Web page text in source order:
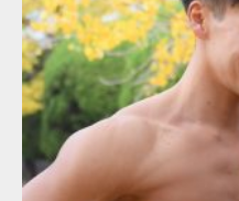
Update:
Category:公園のマッチョ その他
ダウンロード